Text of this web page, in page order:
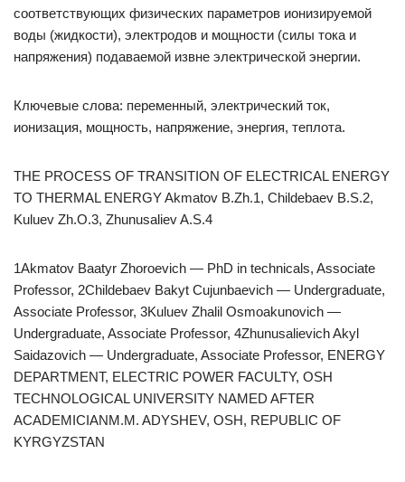
соответствующих физических параметров ионизируемой
воды (жидкости), электродов и мощности (силы тока и
напряжения) подаваемой извне электрической энергии.
Ключевые слова: переменный, электрический ток,
ионизация, мощность, напряжение, энергия, теплота.
THE PROCESS OF TRANSITION OF ELECTRICAL ENERGY
TO THERMAL ENERGY Akmatov B.Zh.1, Childebaev B.S.2,
Kuluev Zh.O.3, Zhunusaliev A.S.4
1Akmatov Baatyr Zhoroevich — PhD in technicals, Associate
Professor, 2Childebaev Bakyt Cujunbaevich — Undergraduate,
Associate Professor, 3Kuluev Zhalil Osmoakunovich —
Undergraduate, Associate Professor, 4Zhunusalievich Akyl
Saidazovich — Undergraduate, Associate Professor, ENERGY
DEPARTMENT, ELECTRIC POWER FACULTY, OSH
TECHNOLOGICAL UNIVERSITY NAMED AFTER
ACADEMICIANM.M. ADYSHEV, OSH, REPUBLIC OF
KYRGYZSTAN